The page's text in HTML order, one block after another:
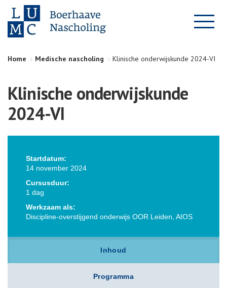
Home Medische nascholing Klinische onderwijskunde 2024-VI
Klinische onderwijskunde
2024-VI
Startdatum:
14 november 2024
Cursusduur:
1 dag
Werkzaam als:
Discipline-overstijgend onderwijs OOR Leiden, AIOS
Inhoud
Programma